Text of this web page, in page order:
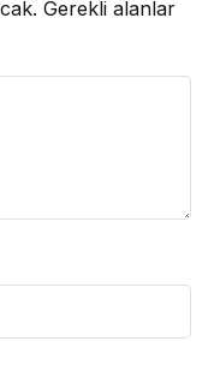
Gerekli alanlar